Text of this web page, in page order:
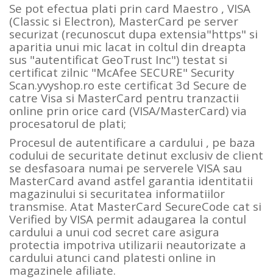
Se pot efectua plati prin card Maestro , VISA
(Classic si Electron), MasterCard pe server
securizat (recunoscut dupa extensia"https" si
aparitia unui mic lacat in coltul din dreapta
sus "autentificat GeoTrust Inc") testat si
certificat zilnic "McAfee SECURE" Security
Scan.yvyshop.ro este certificat 3d Secure de
catre Visa si MasterCard pentru tranzactii
online prin orice card (VISA/MasterCard) via
procesatorul de plati;
Procesul de autentificare a cardului , pe baza
codului de securitate detinut exclusiv de client
se desfasoara numai pe serverele VISA sau
MasterCard avand astfel garantia identitatii
magazinului si securitatea informatiilor
transmise. Atat MasterCard SecureCode cat si
Verified by VISA permit adaugarea la contul
cardului a unui cod secret care asigura
protectia impotriva utilizarii neautorizate a
cardului atunci cand platesti online in
magazinele afiliate.